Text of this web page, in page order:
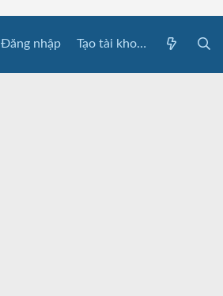
Đăng nhập Tạo tài khoản